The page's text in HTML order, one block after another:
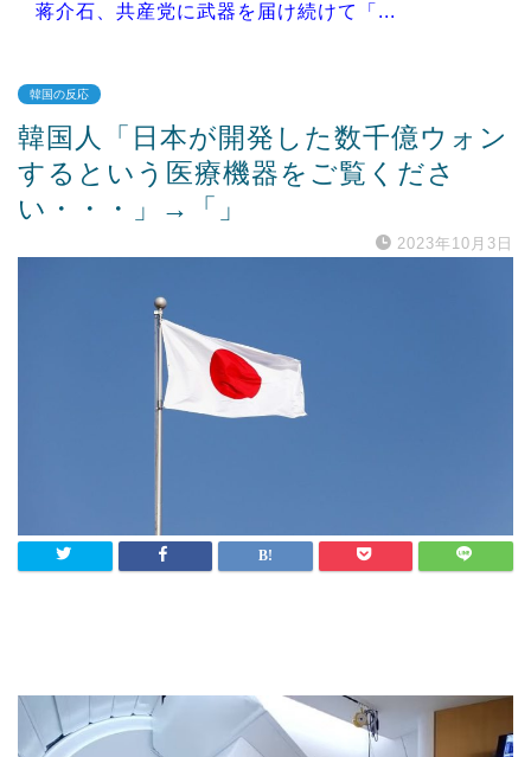
蒋介石、共産党に武器を届け続けて「...
Powered by livedoor 相互RSS
韓国の反応
韓国人「日本が開発した数千億ウォン
するという医療機器をご覧くださ
い・・・」→「」
2023年10月3日